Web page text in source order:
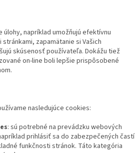
úlohy, napríklad umožňujú efektívnu
zapamätanie si Vašich
skúsenosť používateľa. Dokážu tiež
on-line boli lepšie prispôsobené
nasledujúce cookies:
: sú potrebné na prevádzku webových
prihlásiť sa do zabezpečených častí
funkčnosti stránok. Táto kategória